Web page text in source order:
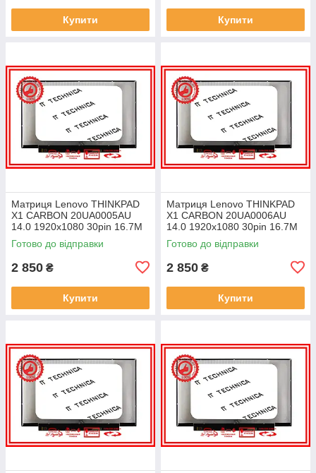
Купити Купити
Матриця Lenovo THINKPAD
X1 CARBON 20UA0005AU
14.0 1920x1080 30pin 16.7M
45% NTSC 300 cd/m² для
ноутбука
Готово до відправки
2 850 ₴
Купити
Матриця Lenovo THINKPAD
X1 CARBON 20UA0006AU
14.0 1920x1080 30pin 16.7M
45% NTSC 300 cd/m² для
ноутбука
Готово до відправки
2 850 ₴
Купити